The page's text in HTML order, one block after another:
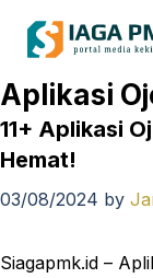
Aplikasi
11+ Aplikasi
Hemat!
03/08/2024 by
Siagapmk.id –